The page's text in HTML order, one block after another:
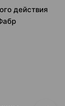
действия